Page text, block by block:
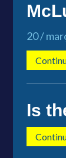
20 /
Is